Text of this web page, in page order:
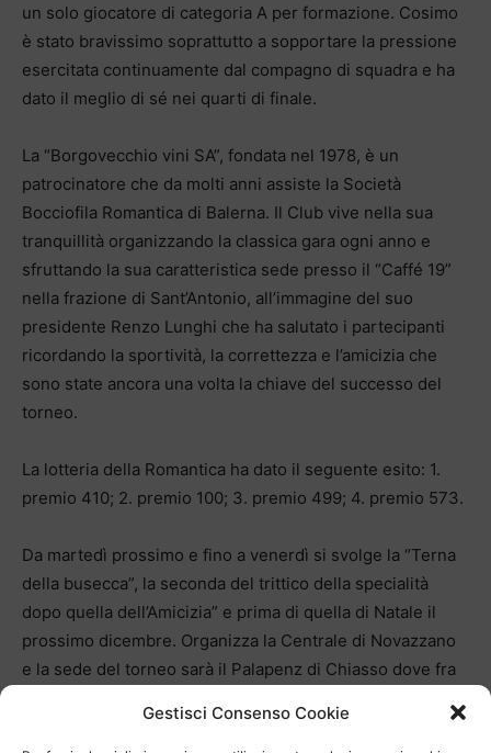
Gestisci Consenso Cookie
un solo giocatore di categoria A per formazione. Cosimo
è stato bravissimo soprattutto a sopportare la pressione
esercitata continuamente dal compagno di squadra e ha
dato il meglio di sé nei quarti di finale.
La “Borgovecchio vini SA”, fondata nel 1978, è un
patrocinatore che da molti anni assiste la Società
Bocciofila Romantica di Balerna. Il Club vive nella sua
tranquillità organizzando la classica gara ogni anno e
sfruttando la sua caratteristica sede presso il “Caffé 19”
nella frazione di Sant’Antonio, all’immagine del suo
presidente Renzo Lunghi che ha salutato i partecipanti
ricordando la sportività, la correttezza e l’amicizia che
sono state ancora una volta la chiave del successo del
torneo.
La lotteria della Romantica ha dato il seguente esito: 1.
premio 410; 2. premio 100; 3. premio 499; 4. premio 573.
Da martedì prossimo e fino a venerdì si svolge la “Terna
della busecca”, la seconda del trittico della specialità
dopo quella dell’Amicizia” e prima di quella di Natale il
prossimo dicembre. Organizza la Centrale di Novazzano
e la sede del torneo sarà il Palapenz di Chiasso dove fra